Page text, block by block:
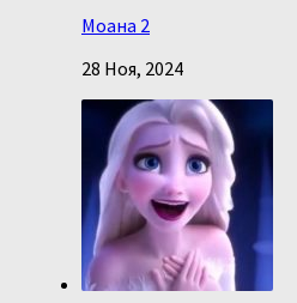
Моана 2
28 Ноя, 2024